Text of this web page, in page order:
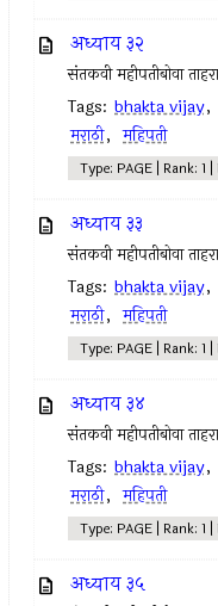
अध्याय ३२
संतकवी महीपतीबोवा
Tags: bhakta vijay,
मराठी, महिपती
Type: PAGE | Rank: 1
अध्याय ३३
संतकवी महीपतीबोवा
Tags: bhakta vijay,
मराठी, महिपती
Type: PAGE | Rank: 1
अध्याय ३४
संतकवी महीपतीबोवा
Tags: bhakta vijay,
मराठी, महिपती
Type: PAGE | Rank: 1
अध्याय ३५